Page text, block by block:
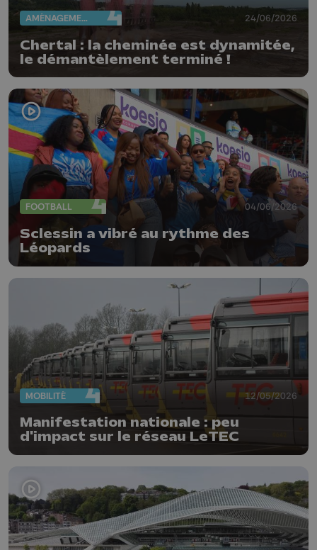
AMÉNAGEMENT DU TERRITOIRE 24/06/2026
Chertal : la cheminée est dynamitée,
le démantèlement terminé !
FOOTBALL 04/06/2026
Sclessin a vibré au rythme des
Léopards
MOBILITÉ 12/05/2026
Manifestation nationale : peu
d'impact sur le réseau LeTEC